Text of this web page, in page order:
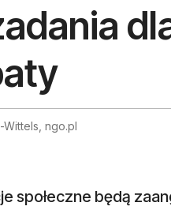
ngo.pl
społeczne będą